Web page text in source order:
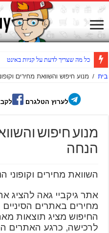
כל מה שצריך לדעת על קניות באינטרנט
בית / מנוע חיפוש והשוואת מחירים
לערוץ הטלגרם
מנוע חיפוש
הנחה
השוואת מחירים וקופוני
אתר גיקביי גאה להציג
מחירים באתרים
החיפוש מציג תוצאות
לרכישה, כרגע האתרים